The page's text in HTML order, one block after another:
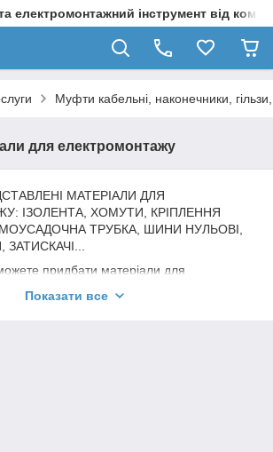
електромонтажний інструмент від
Муфти кабельні, наконечники,
для електромонтажу
МАТЕРІАЛИ ДЛЯ
ІЗОЛЕНТА, ХОМУТИ, КРІПЛЕННЯ
ТРУБКА, ШИНИ НУЛЬОВІ,
придбати матеріали для
проводів, термоусадочні трубки, різні
Показати все